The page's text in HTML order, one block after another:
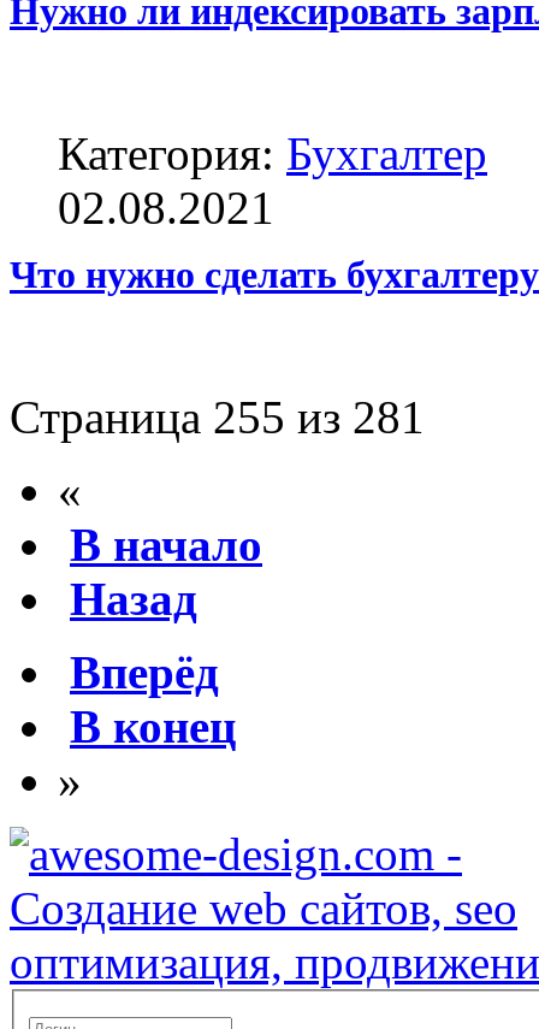
Нужно ли индексировать
Категория: Бухгалтер
02.08.2021
Что нужно сделать
Страница 255 из 281
«
В начало
Назад
Вперёд
В конец
»